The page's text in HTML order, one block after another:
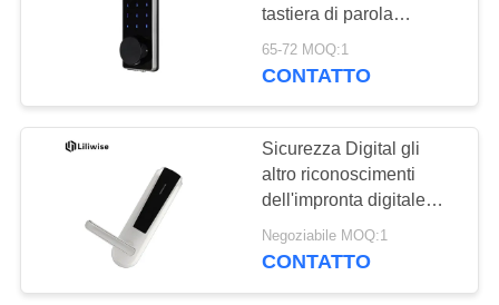
tastiera di parola
d'ordine che chiude la
durata a chiave di 5000
65-72 MOQ:1
CONTATTO
Sicurezza Digital gli
altro riconoscimenti
dell'impronta digitale
della serratura di porta
aspetto attraente di
Negoziabile MOQ:1
CONTATTO